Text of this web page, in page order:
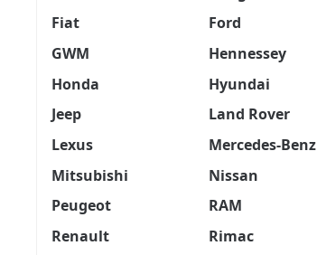
Fiat
Ford
GWM
Hennessey
Honda
Hyundai
Jeep
Land Rover
Lexus
Mercedes-Benz
Mitsubishi
Nissan
Peugeot
RAM
Renault
Rimac